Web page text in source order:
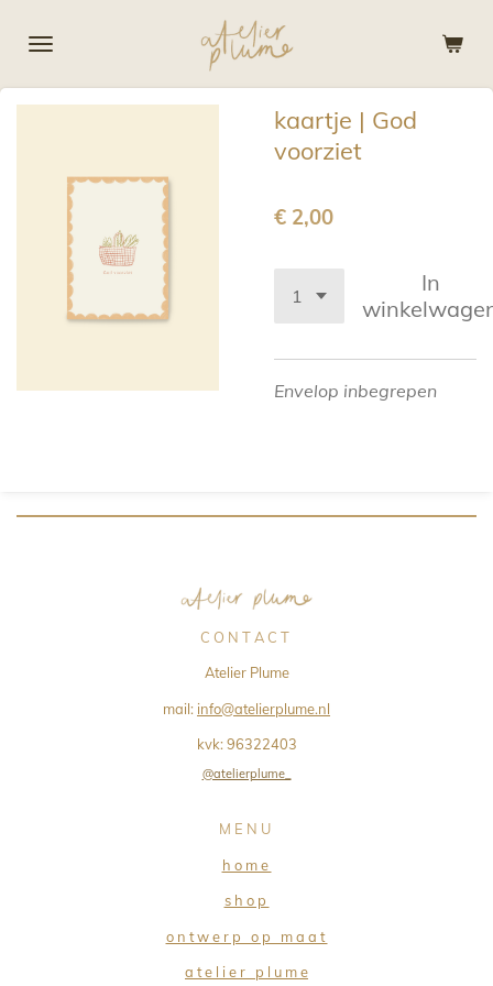
direct
de
kaartje | God
voorziet
€ 2,00
In
Envelop inbegrepen
C O N T A C T
Atelier Plume
mail: info@atelierplume.nl
kvk:96322403
@atelierplume_
M E N U
h o m e
s h o p
o n t w e r p o p m a a t
a t e l i e r p l u m e